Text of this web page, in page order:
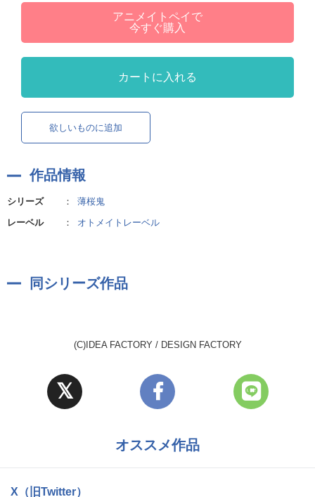
アニメイトペイで
今すぐ購入
カートに入れる
欲しいものに追加
作品情報
シリーズ ：
薄桜鬼
レーベル
： オトメイトレーベル
同シリーズ作品
(C)IDEA FACTORY / DESIGN FACTORY
オススメ作品
X（旧Twitter）